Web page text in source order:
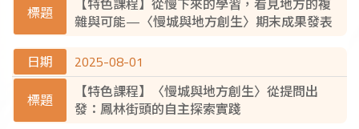
雜與可能—〈慢城與地方創生〉期末成果發表
2025-08-01
【特色課程】〈慢城與地方創生〉從提問出
發：鳳林街頭的自主探索實踐